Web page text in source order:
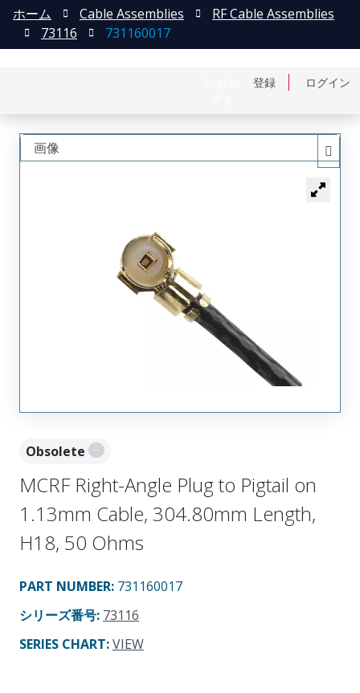
登録 ログイン
ホーム Cable Assemblies
RF Cable Assemblies
73116
731160017
Obsolete
MCRF Right-Angle Plug to Pigtail on
1.13mm Cable, 304.80mm Length,
H18, 50 Ohms
PART NUMBER: 731160017
シリーズ番号: 73116
SERIES CHART:VIEW
画像